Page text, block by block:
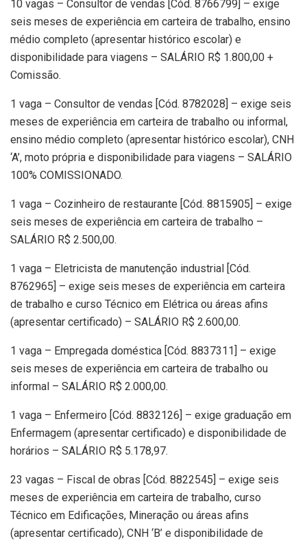
10 vagas – Consultor de vendas [Cód. 8766799] – exige
seis meses de experiência em carteira de trabalho, ensino
médio completo (apresentar histórico escolar) e
disponibilidade para viagens – SALÁRIO R$ 1.800,00 +
Comissão.
1 vaga – Consultor de vendas [Cód. 8782028] – exige seis
meses de experiência em carteira de trabalho ou informal,
ensino médio completo (apresentar histórico escolar), CNH
‘A’, moto própria e disponibilidade para viagens – SALÁRIO
100% COMISSIONADO.
1 vaga – Cozinheiro de restaurante [Cód. 8815905] – exige
seis meses de experiência em carteira de trabalho –
SALÁRIO R$ 2.500,00.
1 vaga – Eletricista de manutenção industrial [Cód.
8762965] – exige seis meses de experiência em carteira
de trabalho e curso Técnico em Elétrica ou áreas afins
(apresentar certificado) – SALÁRIO R$ 2.600,00.
1 vaga – Empregada doméstica [Cód. 8837311] – exige
seis meses de experiência em carteira de trabalho ou
informal – SALÁRIO R$ 2.000,00.
1 vaga – Enfermeiro [Cód. 8832126] – exige graduação em
Enfermagem (apresentar certificado) e disponibilidade de
horários – SALÁRIO R$ 5.178,97.
23 vagas – Fiscal de obras [Cód. 8822545] – exige seis
meses de experiência em carteira de trabalho, curso
Técnico em Edificações, Mineração ou áreas afins
(apresentar certificado), CNH ‘B’ e disponibilidade de